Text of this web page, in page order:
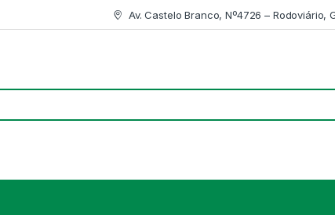
Av. Castelo Branco, Nº4726 – Rodoviário,